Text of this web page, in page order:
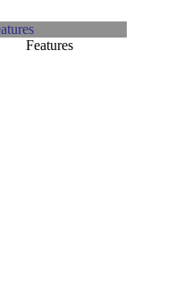
Features